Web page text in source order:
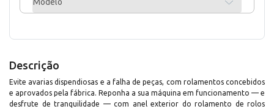
Modelo
Descrição
Evite avarias dispendiosas e a falha de peças, com rolamentos concebidos
e aprovados pela fábrica. Reponha a sua máquina em funcionamento — e
desfrute de tranquilidade — com anel exterior do rolamento de rolos